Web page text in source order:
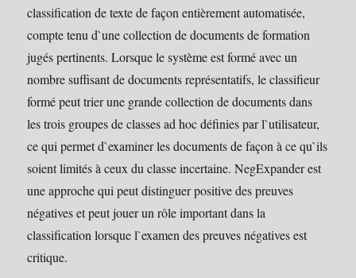
classification de texte de façon entièrement automatisée,
compte tenu d`une collection de documents de formation
jugés pertinents. Lorsque le système est formé avec un
nombre suffisant de documents représentatifs, le classifieur
formé peut trier une grande collection de documents dans
les trois groupes de classes ad hoc définies par l`utilisateur,
ce qui permet d`examiner les documents de façon à ce qu`ils
soient limités à ceux du classe incertaine. NegExpander est
une approche qui peut distinguer positive des preuves
négatives et peut jouer un rôle important dans la
classification lorsque l`examen des preuves négatives est
critique.